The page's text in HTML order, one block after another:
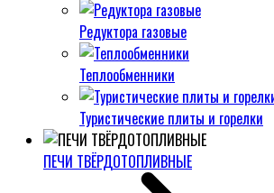
Редуктора газовые
Теплообменники
Туристические плиты и горелки
ПЕЧИ ТВЁРДОТОПЛИВНЫЕ